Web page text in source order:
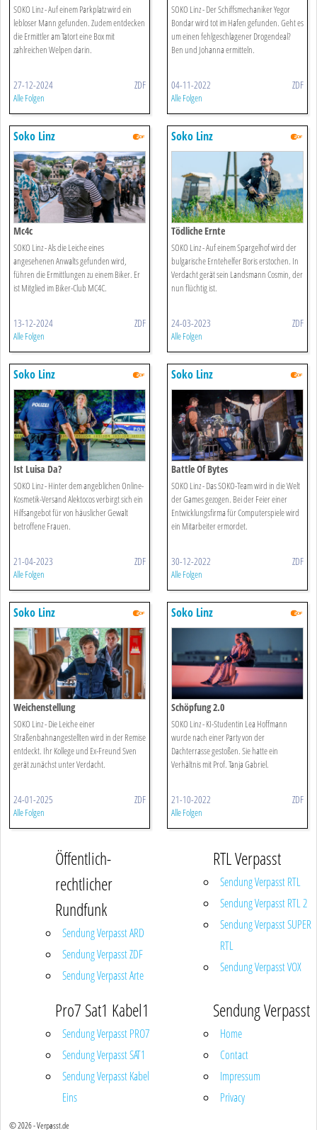
SOKO Linz - Auf einem Parkplatz wird ein
lebloser Mann gefunden. Zudem entdecken
die Ermittler am Tatort eine Box mit
zahlreichen Welpen darin.
27-12-2024 ZDF
Alle Folgen
SOKO Linz - Der Schiffsmechaniker Yegor
Bondar wird tot im Hafen gefunden. Geht es
um einen fehlgeschlagener Drogendeal?
Ben und Johanna ermitteln.
04-11-2022 ZDF
Alle Folgen
Soko Linz
Mc4c
SOKO Linz - Als die Leiche eines
angesehenen Anwalts gefunden wird,
führen die Ermittlungen zu einem Biker. Er
ist Mitglied im Biker-Club MC4C.
13-12-2024 ZDF
Alle Folgen
Soko Linz
Tödliche Ernte
SOKO Linz - Auf einem Spargelhof wird der
bulgarische Erntehelfer Boris erstochen. In
Verdacht gerät sein Landsmann Cosmin, der
nun flüchtig ist.
24-03-2023 ZDF
Alle Folgen
Soko Linz
Ist Luisa Da?
SOKO Linz - Hinter dem angeblichen Online-
Kosmetik-Versand Alektocos verbirgt sich ein
Hilfsangebot für von häuslicher Gewalt
betroffene Frauen.
21-04-2023 ZDF
Alle Folgen
Soko Linz
Battle Of Bytes
SOKO Linz - Das SOKO-Team wird in die Welt
der Games gezogen. Bei der Feier einer
Entwicklungsfirma für Computerspiele wird
ein Mitarbeiter ermordet.
30-12-2022 ZDF
Alle Folgen
Soko Linz
Weichenstellung
SOKO Linz - Die Leiche einer
Straßenbahnangestellten wird in der Remise
entdeckt. Ihr Kollege und Ex-Freund Sven
gerät zunächst unter Verdacht.
24-01-2025 ZDF
Alle Folgen
Soko Linz
Schöpfung 2.0
SOKO Linz - KI-Studentin Lea Hoffmann
wurde nach einer Party von der
Dachterrasse gestoßen. Sie hatte ein
Verhältnis mit Prof. Tanja Gabriel.
21-10-2022 ZDF
Alle Folgen
Öffentlich-
rechtlicher
Rundfunk
Sendung Verpasst ARD
Sendung Verpasst ZDF
Sendung Verpasst Arte
RTL Verpasst
Sendung Verpasst RTL
Sendung Verpasst RTL 2
Sendung Verpasst SUPER
RTL
Sendung Verpasst VOX
Pro7 Sat1 Kabel1
Sendung Verpasst PRO7
Sendung Verpasst SAT1
Sendung Verpasst Kabel
Eins
Sendung Verpasst
Home
Contact
Impressum
Privacy
© 2026 - Verpasst.de